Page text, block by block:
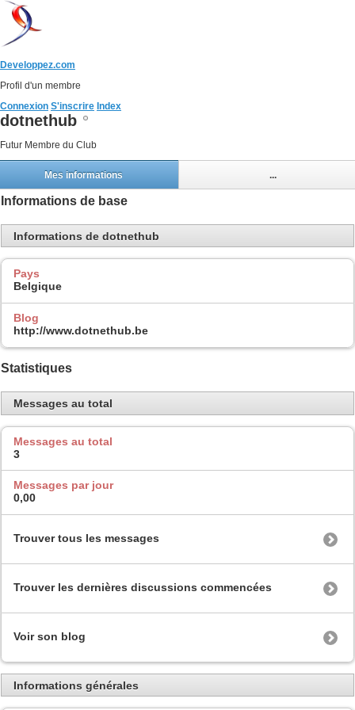
Developpez.com
Profil d'un membre
Connexion S'inscrire Index
dotnethub
Futur Membre du Club
Mes informations ...
Informations de base
Informations de dotnethub
Pays
Belgique
Blog
http://www.dotnethub.be
Statistiques
Messages au total
Messages au total
3
Messages par jour
0,00
Trouver tous les messages
Trouver les dernières discussions commencées
Voir son blog
Informations générales